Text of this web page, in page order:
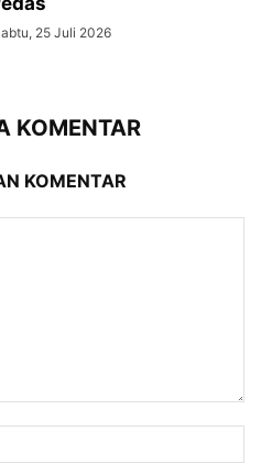
25 Juli 2026
KOMENTAR
KOMENTAR